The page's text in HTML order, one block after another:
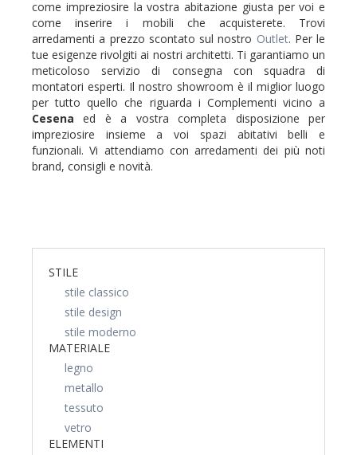
come impreziosire la vostra abitazione giusta per voi e
come inserire i mobili che acquisterete. Trovi
arredamenti a prezzo scontato sul nostro Outlet. Per le
tue esigenze rivolgiti ai nostri architetti. Ti garantiamo un
meticoloso servizio di consegna con squadra di
montatori esperti. Il nostro showroom è il miglior luogo
per tutto quello che riguarda i Complementi vicino a
Cesena ed è a vostra completa disposizione per
impreziosire insieme a voi spazi abitativi belli e
funzionali. Vi attendiamo con arredamenti dei più noti
brand, consigli e novità.
STILE
stile classico
stile design
stile moderno
MATERIALE
legno
metallo
tessuto
vetro
ELEMENTI